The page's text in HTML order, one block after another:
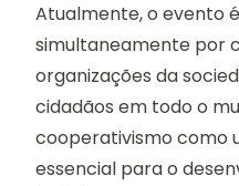
Atualmente, o evento
simultaneamente por
organizações da
cidadãos em todo o
cooperativismo como
essencial para o